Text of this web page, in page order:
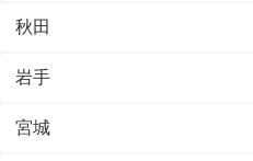
秋田
岩手
宮城